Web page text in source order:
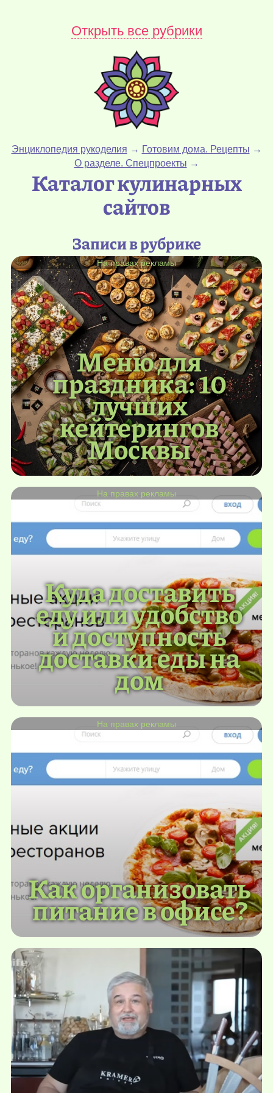
Открыть все рубрики
Энциклопедия рукоделия → Готовим дома. Рецепты →
О разделе. Спецпроекты →
Каталог кулинарных
сайтов
Записи в рубрике
Меню для
праздника: 10
лучших
кейтерингов
Москвы
На правах рекламы
Куда доставить
еду или удобство
и доступность
доставки еды на
дом
На правах рекламы
Как организовать
питание в офисе?
На правах рекламы